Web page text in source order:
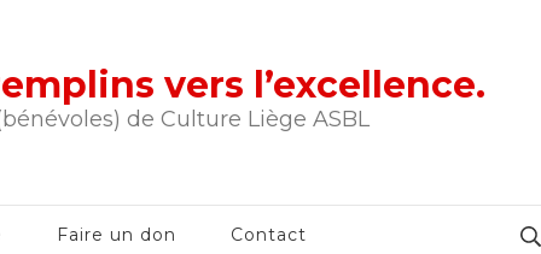
vers l’excellence.
de Culture Liège ASBL
Faire un don Contact